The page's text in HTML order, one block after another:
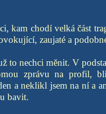
kam chodí velká část
zaujaté a
to nechci měnit. V
zprávu na profil,
a neklikl jsem na ní a
bavit.